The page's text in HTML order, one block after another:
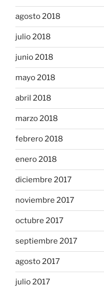
agosto 2018
julio 2018
junio 2018
mayo 2018
abril 2018
marzo 2018
febrero 2018
enero 2018
diciembre 2017
noviembre 2017
octubre 2017
septiembre 2017
agosto 2017
julio 2017